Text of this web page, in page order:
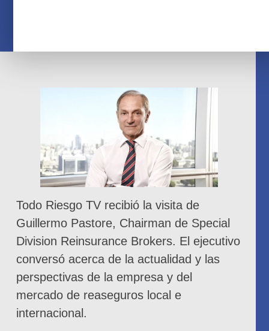
Todo Riesgo TV recibió la visita de
Guillermo Pastore, Chairman de Special
Division Reinsurance Brokers. El ejecutivo
conversó acerca de la actualidad y las
perspectivas de la empresa y del
mercado de reaseguros local e
internacional.